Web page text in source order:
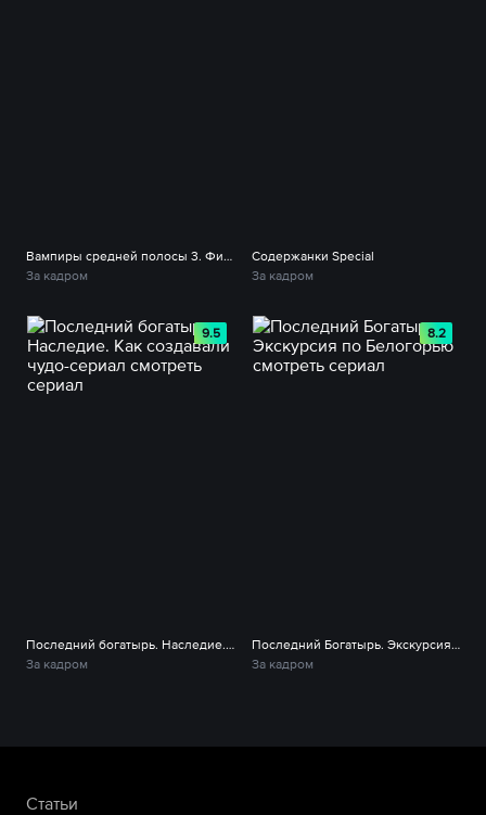
Вампиры средней полосы 3. Фильм о фильме
За кадром
Содержанки Special
За кадром
9.5
Последний богатырь. Наследие. Как создавали чудо-сериал
За кадром
8.2
Последний Богатырь. Экскурсия по Белогорью
За кадром
Статьи